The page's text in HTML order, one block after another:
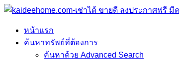
หน้าแรก
ค้นหาทรัพย์ที่ต้องการ
ค้นหาด้วย Advanced Search